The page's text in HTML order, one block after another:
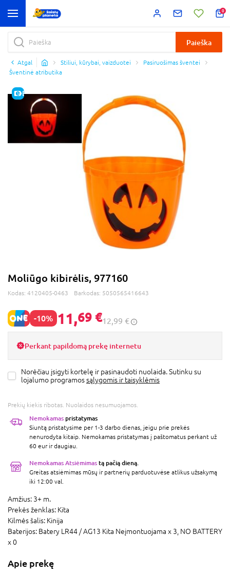
0
Paieška
Atgal Stiliui, kūrybai, vaizduotei
Pasiruošimas šventei
Šventinė atributika
E-KAINA
Moliūgo kibirėlis, 977160
Kodas: 4120405-0463 Barkodas: 5050565416643
-10% 11,69 €12,99 €
Perkant papildomą prekę internetu
Norėčiau įsigyti kortelę ir pasinaudoti nuolaida. Sutinku su
lojalumo programossąlygomis ir taisyklėmis
Prekių kiekis ribotas. Nuolaidos nesumuojamos.
Nemokamas pristatymas
Siuntą pristatysime per 1-3 darbo dienas, jeigu prie prekės
nenurodyta kitaip. Nemokamas pristatymas į paštomatus perkant už
60 eur ir daugiau.
Nemokamas Atsiėmimas tą pačią dieną.
Greitas atsiėmimas mūsų ir partnerių parduotuvėse atlikus užsakymą
iki 12:00 val.
Amžius: 3+ m.
Prekės ženklas: Kita
Kilmės šalis: Kinija
Baterijos: Batery LR44 / AG13 Kita Neįmontuojama x 3, NO BATTERY
x 0
Apie prekę